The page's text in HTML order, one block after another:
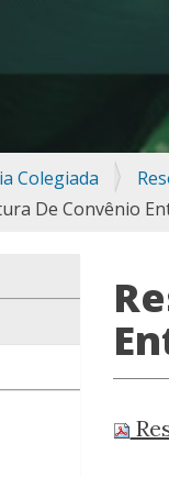
Colegiada
De Convênio